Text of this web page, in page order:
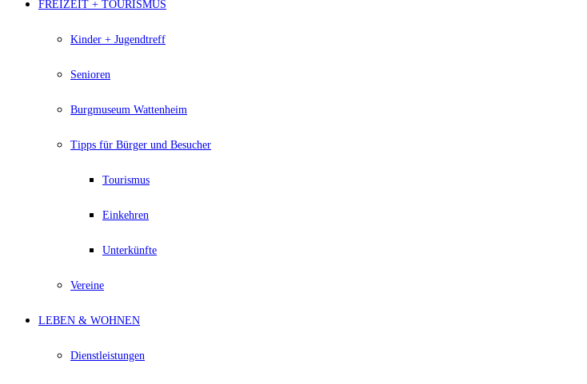
FREIZEIT + TOURISMUS
Kinder + Jugendtreff
Senioren
Burgmuseum Wattenheim
Tipps für Bürger und Besucher
Tourismus
Einkehren
Unterkünfte
Vereine
LEBEN & WOHNEN
Dienstleistungen